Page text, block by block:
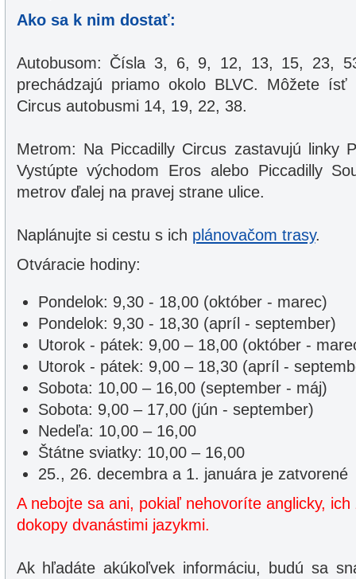
Ako sa k nim dostať:
Autobusom: Čísla 3, 6, 9, 12, 13, 15, 23,
prechádzajú priamo okolo BLVC. Môžete ísť
Circus autobusmi 14, 19, 22, 38.
Metrom: Na Piccadilly Circus zastavujú linky
Vystúpte východom Eros alebo Piccadilly
metrov ďalej na pravej strane ulice.
Naplánujte si cestu s ich plánovačom trasy.
Otváracie hodiny:
Pondelok: 9,30 - 18,00 (október - marec)
Pondelok: 9,30 - 18,30 (apríl - september)
Utorok - pátek: 9,00 – 18,00 (október -
Utorok - pátek: 9,00 – 18,30 (apríl -
Sobota: 10,00 – 16,00 (september - máj)
Sobota: 9,00 – 17,00 (jún - september)
Nedeľa: 10,00 – 16,00
Štátne sviatky: 10,00 – 16,00
25., 26. decembra a 1. januára je zatvorené
A nebojte sa ani, pokiaľ nehovoríte anglicky,
dokopy dvanástimi jazykmi.
Ak hľadáte akúkoľvek informáciu, budú sa